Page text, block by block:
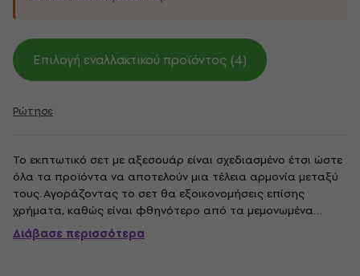
Επιλογή εναλλακτικού προϊόντος (4)
Ρώτησε
Το εκπτωτικό σετ με αξεσουάρ είναι σχεδιασμένο έτσι ώστε
όλα τα προϊόντα να αποτελούν μια τέλεια αρμονία μεταξύ
τους. Αγοράζοντας το σετ θα εξοικονομήσεις επίσης
χρήματα, καθώς είναι φθηνότερο από τα μεμονωμένα
προϊόντα από μόνα τους. Η κύρια εικόνα του σετ είναι
απεικονιστική.
Διάβασε περισσότερα